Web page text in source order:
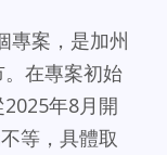
專案，是加州
在專案初始
年8月開
等，具體取